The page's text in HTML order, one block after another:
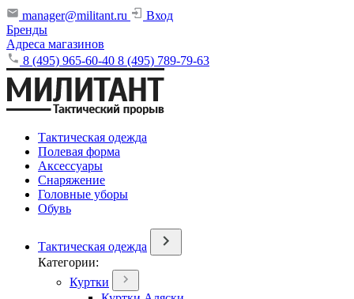
manager@militant.ru
Вход
Бренды
Адреса магазинов
8 (495) 965-60-40 8 (495) 789-79-63
Тактическая одежда
Полевая форма
Аксессуары
Снаряжение
Головные уборы
Обувь
Тактическая одежда
Категории:
Куртки